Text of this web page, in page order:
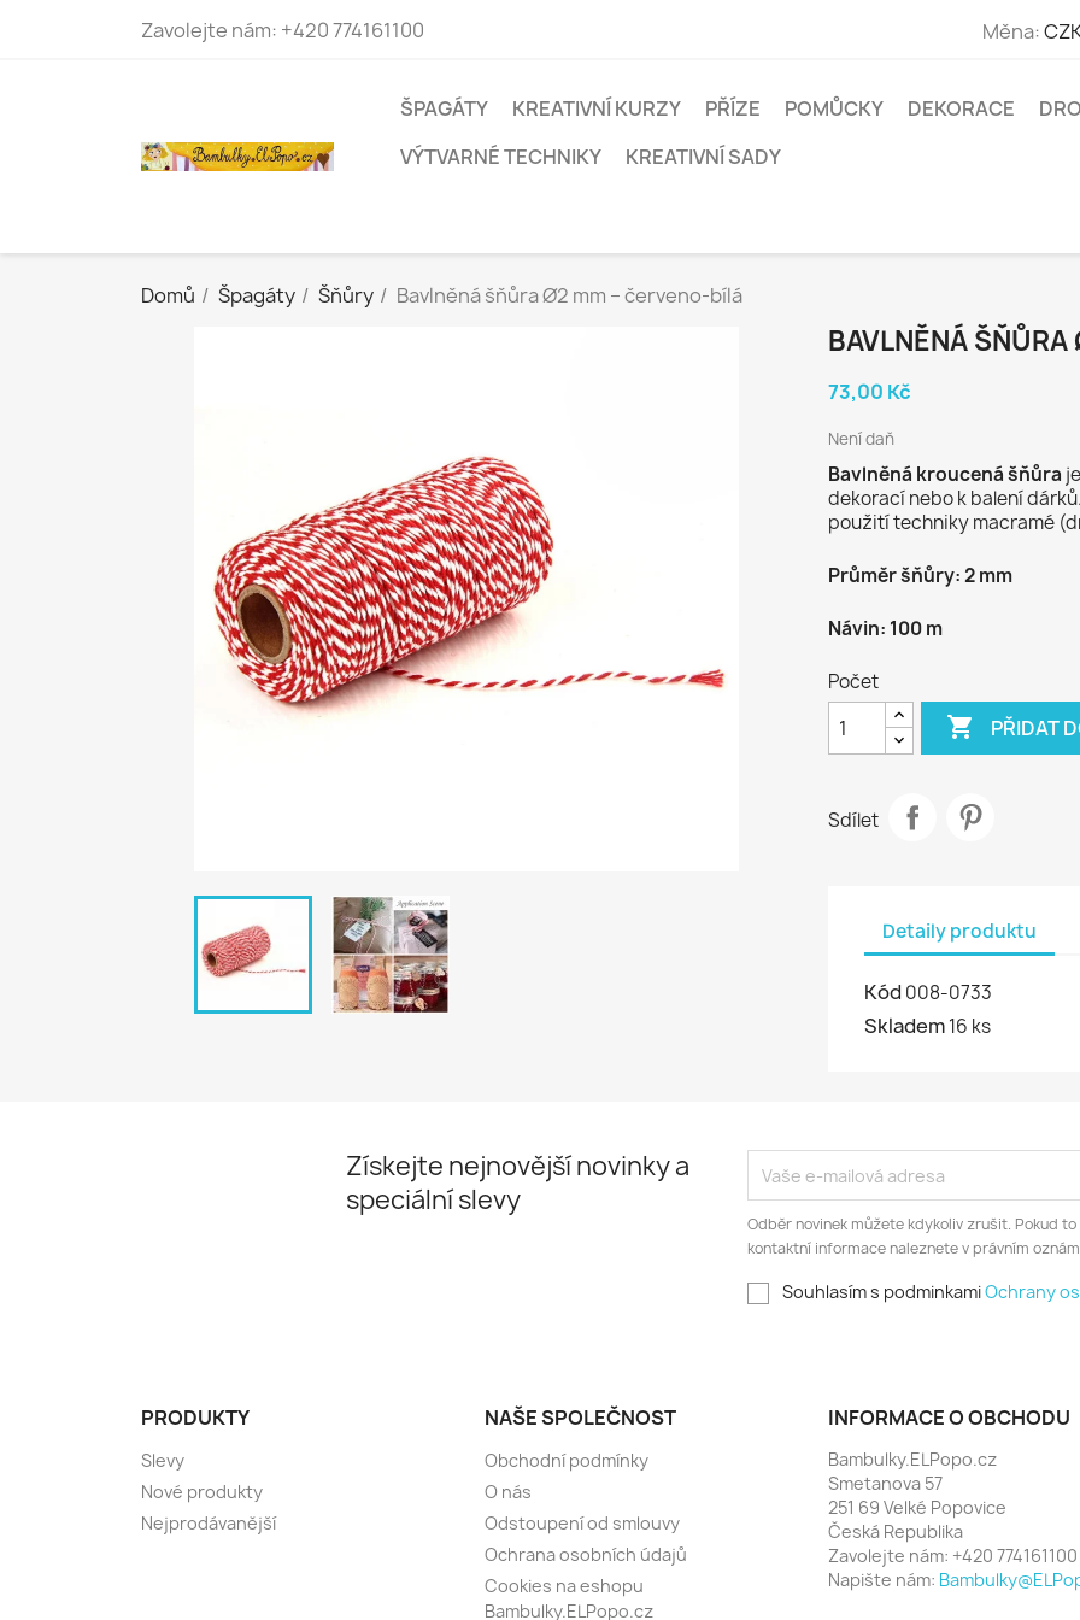
Zavolejte nám: +420 774161100 Měna:
ŠPAGÁTY KREATIVNÍ KURZY PŘÍZE POMŮCKY DEKORACE
VÝTVARNÉ TECHNIKY
KREATIVNÍ SADY
Domů Špagáty Šňůry Bavlněná šňůra Ø2 mm – červeno-bílá
BAVLNĚNÁ
73,00 Kč
Není daň
Bavlněná kroucená šňůra
dekorací nebo k balení
použití techniky macramé
Průměr šňůry: 2 mm
Návin: 100 m
Počet
 PŘIDAT
Sdílet
Detaily produktu
Kód 008-0733
Skladem16 ks
Získejte nejnovější novinky a
speciální slevy
Odběr novinek můžete kdykoliv zrušit. Pokud
kontaktní informace naleznete v právním
Souhlasím s podminkamiOchrany
PRODUKTY
Slevy
Nové produkty
Nejprodávanější
NAŠE SPOLEČNOST
Obchodní podmínky
O nás
Odstoupení od smlouvy
Ochrana osobních údajů
Cookies na eshopu
Bambulky.ELPopo.cz
INFORMACE O OBCHODU
Bambulky.ELPopo.cz
Smetanova 57
251 69 Velké Popovice
Česká Republika
Zavolejte nám: +420 774161100
Napište nám: